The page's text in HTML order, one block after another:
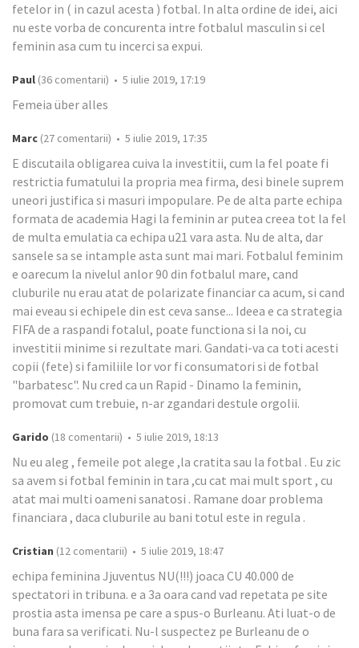
fetelor in ( in cazul acesta ) fotbal. In alta ordine de idei, aici
nu este vorba de concurenta intre fotbalul masculin si cel
feminin asa cum tu incerci sa expui.
Paul (36 comentarii) • 5 iulie 2019, 17:19
Femeia über alles
Marc (27 comentarii) • 5 iulie 2019, 17:35
E discutaila obligarea cuiva la investitii, cum la fel poate fi
restrictia fumatului la propria mea firma, desi binele suprem
uneori justifica si masuri impopulare. Pe de alta parte echipa
formata de academia Hagi la feminin ar putea creea tot la fel
de multa emulatia ca echipa u21 vara asta. Nu de alta, dar
sansele sa se intample asta sunt mai mari. Fotbalul feminim
e oarecum la nivelul anlor 90 din fotbalul mare, cand
cluburile nu erau atat de polarizate financiar ca acum, si cand
mai eveau si echipele din est ceva sanse... Ideea e ca strategia
FIFA de a raspandi fotalul, poate functiona si la noi, cu
investitii minime si rezultate mari. Gandati-va ca toti acesti
copii (fete) si familiile lor vor fi consumatori si de fotbal
"barbatesc". Nu cred ca un Rapid - Dinamo la feminin,
promovat cum trebuie, n-ar zgandari destule orgolii.
Garido (18 comentarii) • 5 iulie 2019, 18:13
Nu eu aleg , femeile pot alege ,la cratita sau la fotbal . Eu zic
sa avem si fotbal feminin in tara ,cu cat mai mult sport , cu
atat mai multi oameni sanatosi . Ramane doar problema
financiara , daca cluburile au bani totul este in regula .
Cristian (12 comentarii) • 5 iulie 2019, 18:47
echipa feminina Jjuventus NU(!!!) joaca CU 40.000 de
spectatori in tribuna. e a 3a oara cand vad repetata pe site
prostia asta imensa pe care a spus-o Burleanu. Ati luat-o de
buna fara sa verificati. Nu-l suspectez pe Burleanu de o